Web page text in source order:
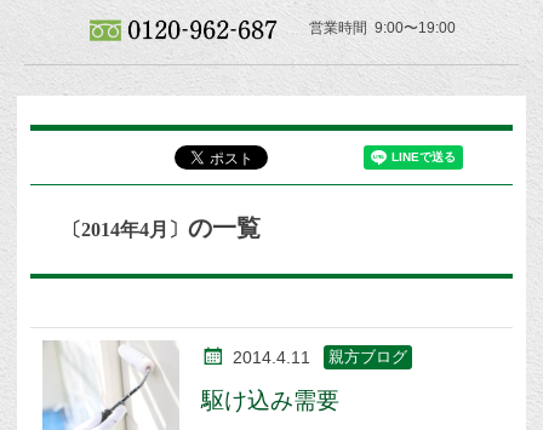
営業時間 9:00〜19:00
〔2014年4月〕の一覧
2014.4.11 親方ブログ
駆け込み需要